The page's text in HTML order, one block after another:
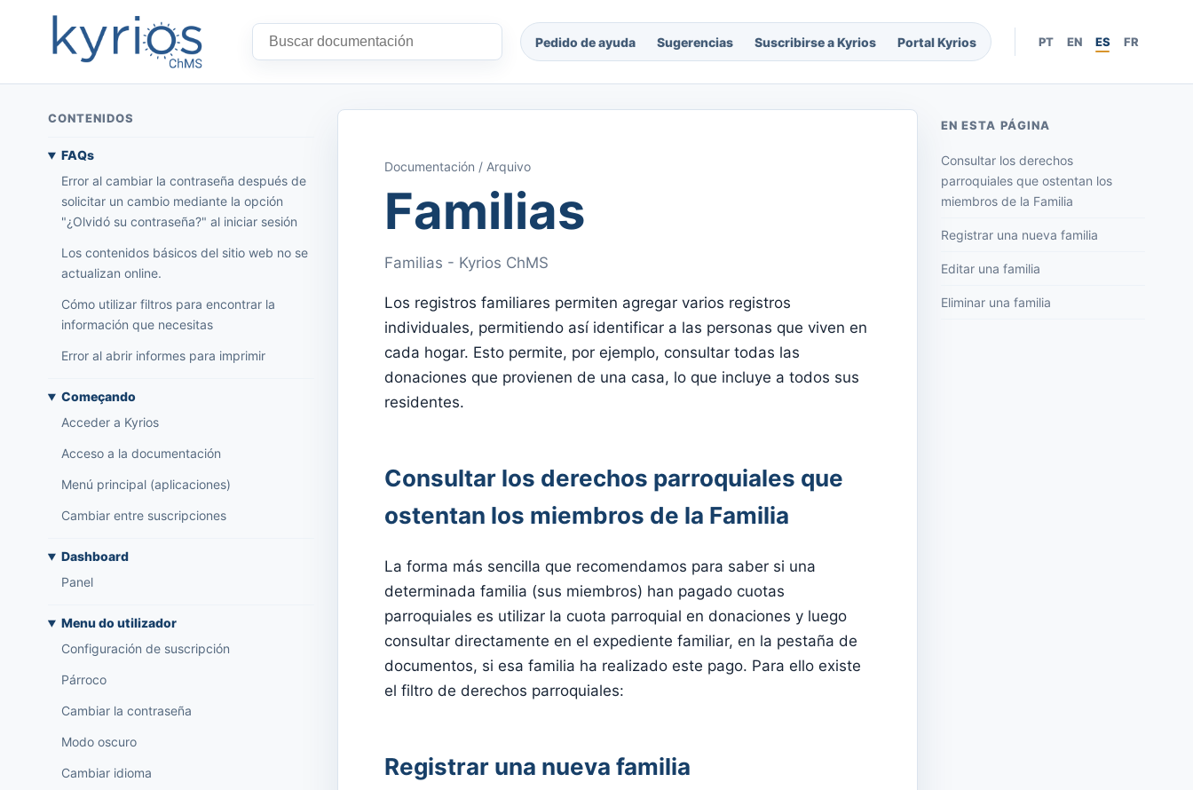
Pedido de ayuda Sugerencias Suscribirse a Kyrios Portal Kyrios PT EN ES FR
CONTENIDOS
FAQs
Error al cambiar la contraseña después de
solicitar un cambio mediante la opción
"¿Olvidó su contraseña?" al iniciar sesión
Los contenidos básicos del sitio web no se
actualizan online.
Cómo utilizar filtros para encontrar la
información que necesitas
Error al abrir informes para imprimir
Começando
Acceder a Kyrios
Acceso a la documentación
Menú principal (aplicaciones)
Cambiar entre suscripciones
Dashboard
Panel
Menu do utilizador
Configuración de suscripción
Párroco
Cambiar la contraseña
Modo oscuro
Cambiar idioma
Documentación / Arquivo
Familias
Familias - Kyrios ChMS
Los registros familiares permiten agregar varios registros
individuales, permitiendo así identificar a las personas que viven en
cada hogar. Esto permite, por ejemplo, consultar todas las
donaciones que provienen de una casa, lo que incluye a todos sus
residentes.
Consultar los derechos parroquiales que
ostentan los miembros de la Familia
La forma más sencilla que recomendamos para saber si una
determinada familia (sus miembros) han pagado cuotas
parroquiales es utilizar la cuota parroquial en donaciones y luego
consultar directamente en el expediente familiar, en la pestaña de
documentos, si esa familia ha realizado este pago. Para ello existe
el filtro de derechos parroquiales:
Registrar una nueva familia
EN ESTA PÁGINA
Consultar los derechos
parroquiales que ostentan los
miembros de la Familia
Registrar una nueva familia
Editar una familia
Eliminar una familia